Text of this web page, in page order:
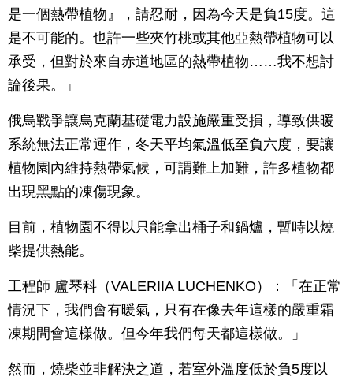
是一個熱帶植物』，請忍耐，因為今天是負15度。這
是不可能的。也許一些夾竹桃或其他亞熱帶植物可以
承受，但對於來自赤道地區的熱帶植物……我不想討
論後果。」
俄烏戰爭讓烏克蘭基礎電力設施嚴重受損，導致供暖
系統無法正常運作，冬天平均氣溫低至負六度，要讓
植物園內維持熱帶氣候，可謂難上加難，許多植物都
出現黑點的凍傷現象。
目前，植物園不得以只能拿出桶子和鍋爐，暫時以燒
柴提供熱能。
工程師 盧琴科（VALERIIA LUCHENKO）：「在正常
情況下，我們會有暖氣，只有在像去年這樣的嚴重霜
凍期間會這樣做。但今年我們每天都這樣做。」
然而，燒柴並非解決之道，若室外溫度低於負5度以